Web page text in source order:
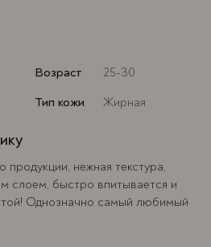
Возраст
25-30
Тип кожи
Жирная
продукции, нежная текстура,
слоем, быстро впитывается и
Однозначно самый любимый